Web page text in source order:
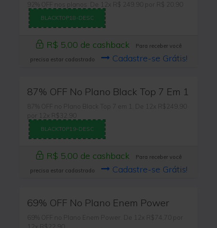
92% OFF nos planos. De 12x R$ 249,90 por R$ 20,90
BLACKTOP18-DESC
R$ 5,00 de cashback
Para receber você
precisa estar cadastrado
Cadastre-se Grátis!
87% OFF No Plano Black Top 7 Em 1
87% OFF no Plano Black Top 7 em 1. De 12x R$249,90
por 12x R$32,90
BLACKTOP19-DESC
R$ 5,00 de cashback
Para receber você
precisa estar cadastrado
Cadastre-se Grátis!
69% OFF No Plano Enem Power
69% OFF no Plano Enem Power. De 12x R$74,70 por
12x R$22,90